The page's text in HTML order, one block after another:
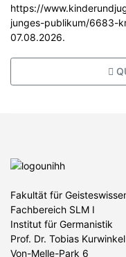
https://
junges-publikum/6683-
07.08.2026.
Fakultät für
Fachbereich SLM I
Institut für Germanistik
Prof. Dr. Tobias Kurwinkel
Von-Melle-Park 6